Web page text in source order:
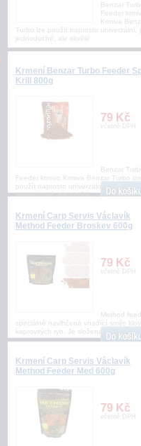
Benzar
Feeder
Krmiva
Turbo lze použít naprosto univerzální,
jednoduché, ale skvělé
Krmení Benzar Turbo Feeder
Krill 800g
79 Kč
včetně DPH
Benzar
Feeder krmivo Krmiva Benzar Turbo lze
použít naprosto univerzální, jsou to
jednoduché, ale skvělé
Krmení Carp Servis Václavík
Method Feeder Broskev 600g
79 Kč
včetně DPH
Method
speciálně navlhčená vnadící směs
kaprovitých ryb. Je složena zširokého
Krmení Carp Servis Václavík
Method Feeder Med 600g
79 Kč
včetně DPH